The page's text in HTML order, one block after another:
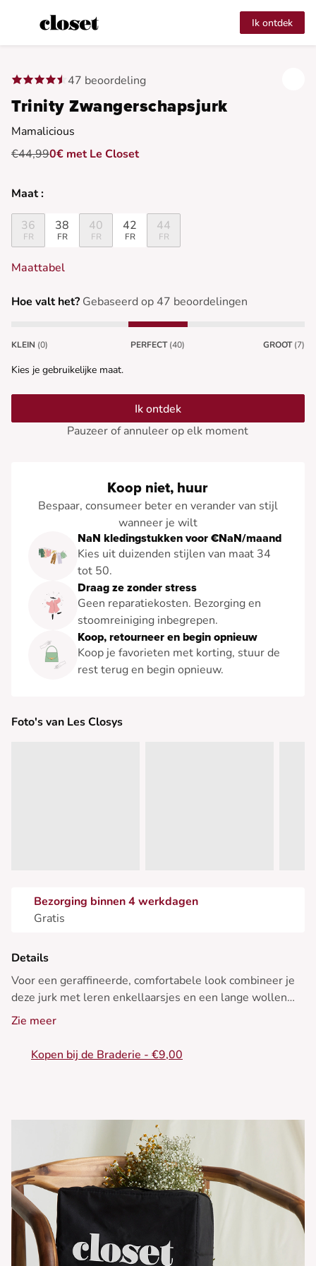
Ik ontdek
47 beoordeling
Trinity Zwangerschapsjurk
Mamalicious
€44,990€ met Le Closet
Maat :
36
FR
38
FR
40
FR
42
FR
44
FR
Maattabel
Hoe valt het? Gebaseerd op 47 beoordelingen
KLEIN (0) PERFECT (40) GROOT (7)
Kies je gebruikelijke maat.
Ik ontdek
Pauzeer of annuleer op elk moment
Koop niet, huur
Bespaar, consumeer beter en verander van stijl
wanneer je wilt
NaN kledingstukken voor €NaN/maand
Kies uit duizenden stijlen van maat 34
tot 50.
Draag ze zonder stress
Geen reparatiekosten. Bezorging en
stoomreiniging inbegrepen.
Koop, retourneer en begin opnieuw
Koop je favorieten met korting, stuur de
rest terug en begin opnieuw.
Foto's van Les Closys
Bezorging binnen 4 werkdagen
Gratis
Details
Voor een geraffineerde, comfortabele look combineer je
deze jurk met leren enkellaarsjes en een lange wollen
jas. Voeg discrete sieraden toe voor een vleugje
Ideaal voor de winter - Crossover-jurk - Lange mouwen -
V-hals - Empire taille - Geribde netstructuur
Zie meer
Kopen bij de Braderie - €9,00